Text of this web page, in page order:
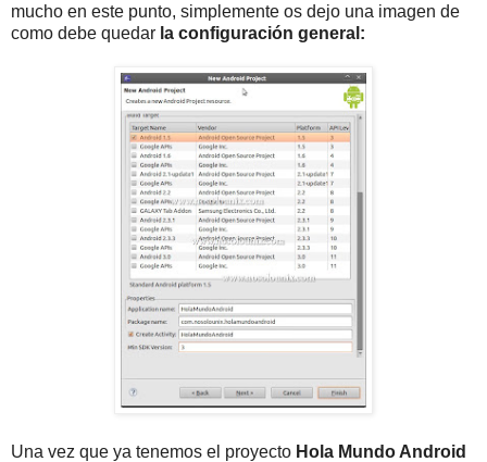
mucho en este punto, simplemente os dejo una imagen de
como debe quedar la configuración general:
Una vez que ya tenemos el proyecto Hola Mundo Android